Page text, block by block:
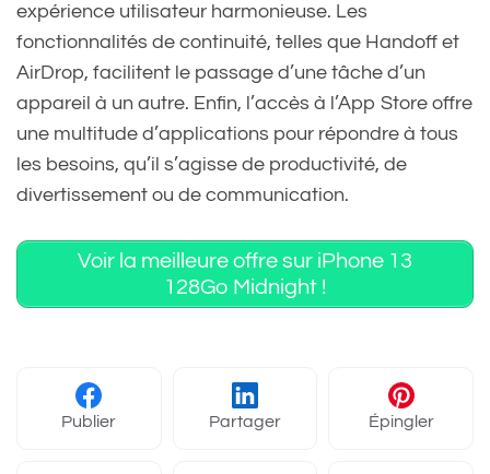
expérience utilisateur harmonieuse. Les
fonctionnalités de continuité, telles que Handoff et
AirDrop, facilitent le passage d’une tâche d’un
appareil à un autre. Enfin, l’accès à l’App Store offre
une multitude d’applications pour répondre à tous
les besoins, qu’il s’agisse de productivité, de
divertissement ou de communication.
Voir la meilleure offre sur iPhone 13
128Go Midnight !
Publier Partager Épingler